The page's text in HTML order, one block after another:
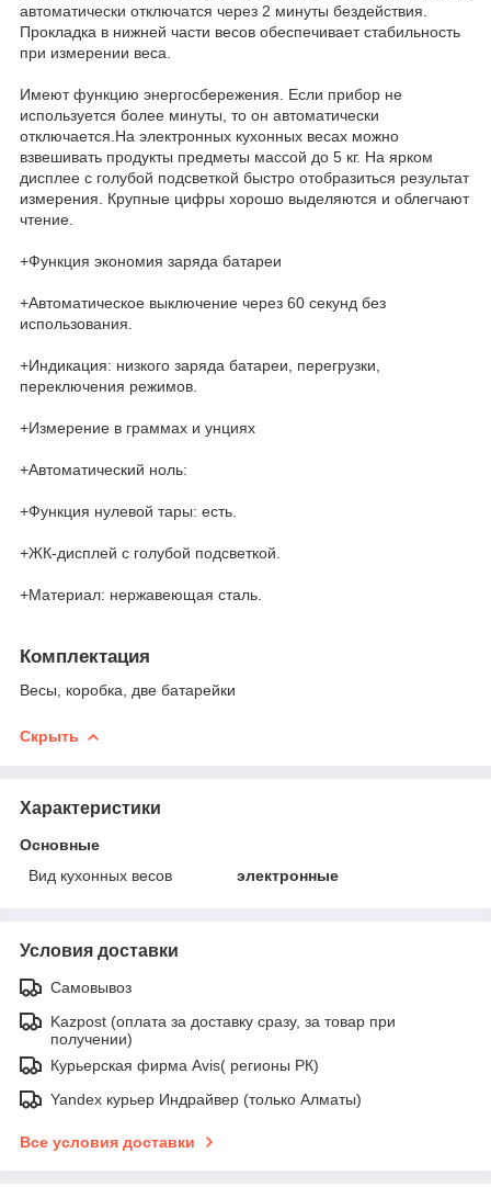
автоматически отключатся через 2 минуты бездействия.
Прокладка в нижней части весов обеспечивает стабильность
при измерении веса.
Имеют функцию энергосбережения. Если прибор не
используется более минуты, то он автоматически
отключается.На электронных кухонных весах можно
взвешивать продукты предметы массой до 5 кг. На ярком
дисплее с голубой подсветкой быстро отобразиться результат
измерения. Крупные цифры хорошо выделяются и облегчают
чтение.
+Функция экономия заряда батареи
+Автоматическое выключение через 60 секунд без
использования.
+Индикация: низкого заряда батареи, перегрузки,
переключения режимов.
+Измерение в граммах и унциях
+Автоматический ноль:
+Функция нулевой тары: есть.
+ЖК-дисплей с голубой подсветкой.
+Материал: нержавеющая сталь.
Комплектация
Весы, коробка, две батарейки
Скрыть
Характеристики
Основные
Вид кухонных весов
электронные
Условия доставки
Самовывоз
Kazpost (оплата за доставку сразу, за товар при
получении)
Курьерская фирма Avis( регионы РК)
Yandex курьер Индрайвер (только Алматы)
Все условия доставки